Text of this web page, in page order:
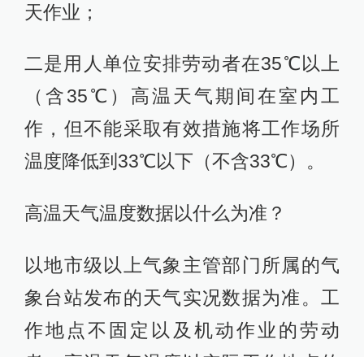
天作业；
二是用人单位安排劳动者在35℃以上
（含35℃）高温天气期间在室内工
作，但不能采取有效措施将工作场所
温度降低到33℃以下（不含33℃）。
高温天气温度数据以什么为准？
以地市级以上气象主管部门所属的气
象台站发布的天气实况数据为准。工
作地点不固定以及机动作业的劳动